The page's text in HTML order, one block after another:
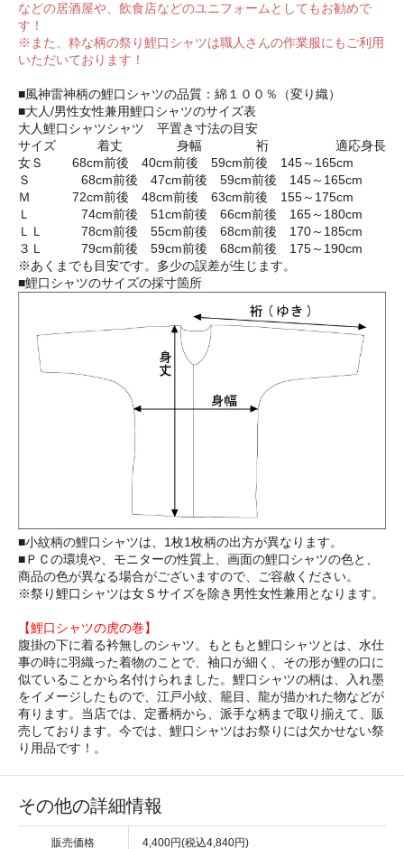
などの居酒屋や、飲食店などのユニフォームとしてもお勧めで
す！
※また、粋な柄の祭り鯉口シャツは職人さんの作業服にもご利用
いただいております！
■風神雷神柄の鯉口シャツの品質：綿１００％（変り織）
■大人/男性女性兼用鯉口シャツのサイズ表
大人鯉口シャツシャツ 平置き寸法の目安
サイズ 着丈 身幅 裄 適応身長
女Ｓ 68cm前後 40cm前後 59cm前後 145～165cm
Ｓ 68cm前後 47cm前後 59cm前後 145～165cm
Ｍ 72cm前後 48cm前後 63cm前後 155～175cm
Ｌ 74cm前後 51cm前後 66cm前後 165～180cm
ＬＬ 78cm前後 55cm前後 68cm前後 170～185cm
３Ｌ 79cm前後 59cm前後 68cm前後 175～190cm
※あくまでも目安です。多少の誤差が生じます。
■鯉口シャツのサイズの採寸箇所
■小紋柄の鯉口シャツは、1枚1枚柄の出方が異なります。
■ＰＣの環境や、モニターの性質上、画面の鯉口シャツの色と、
商品の色が異なる場合がございますので、ご容赦ください。
※祭り鯉口シャツは女Ｓサイズを除き男性女性兼用となります。
【鯉口シャツの虎の巻】
腹掛の下に着る衿無しのシャツ。もともと鯉口シャツとは、水仕
事の時に羽織った着物のことで、袖口が細く、その形が鯉の口に
似ていることから名付けられました。鯉口シャツの柄は、入れ墨
をイメージしたもので、江戸小紋、籠目、龍が描かれた物などが
有ります。当店では、定番柄から、派手な柄まで取り揃えて、販
売しております。今では、鯉口シャツはお祭りには欠かせない祭
り用品です！。
その他の詳細情報
販売価格 4,400円(税込4,840円)